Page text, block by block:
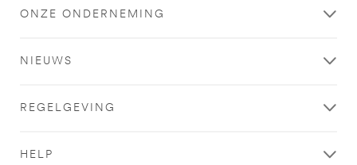
ONZE ONDERNEMING
NIEUWS
REGELGEVING
HELP